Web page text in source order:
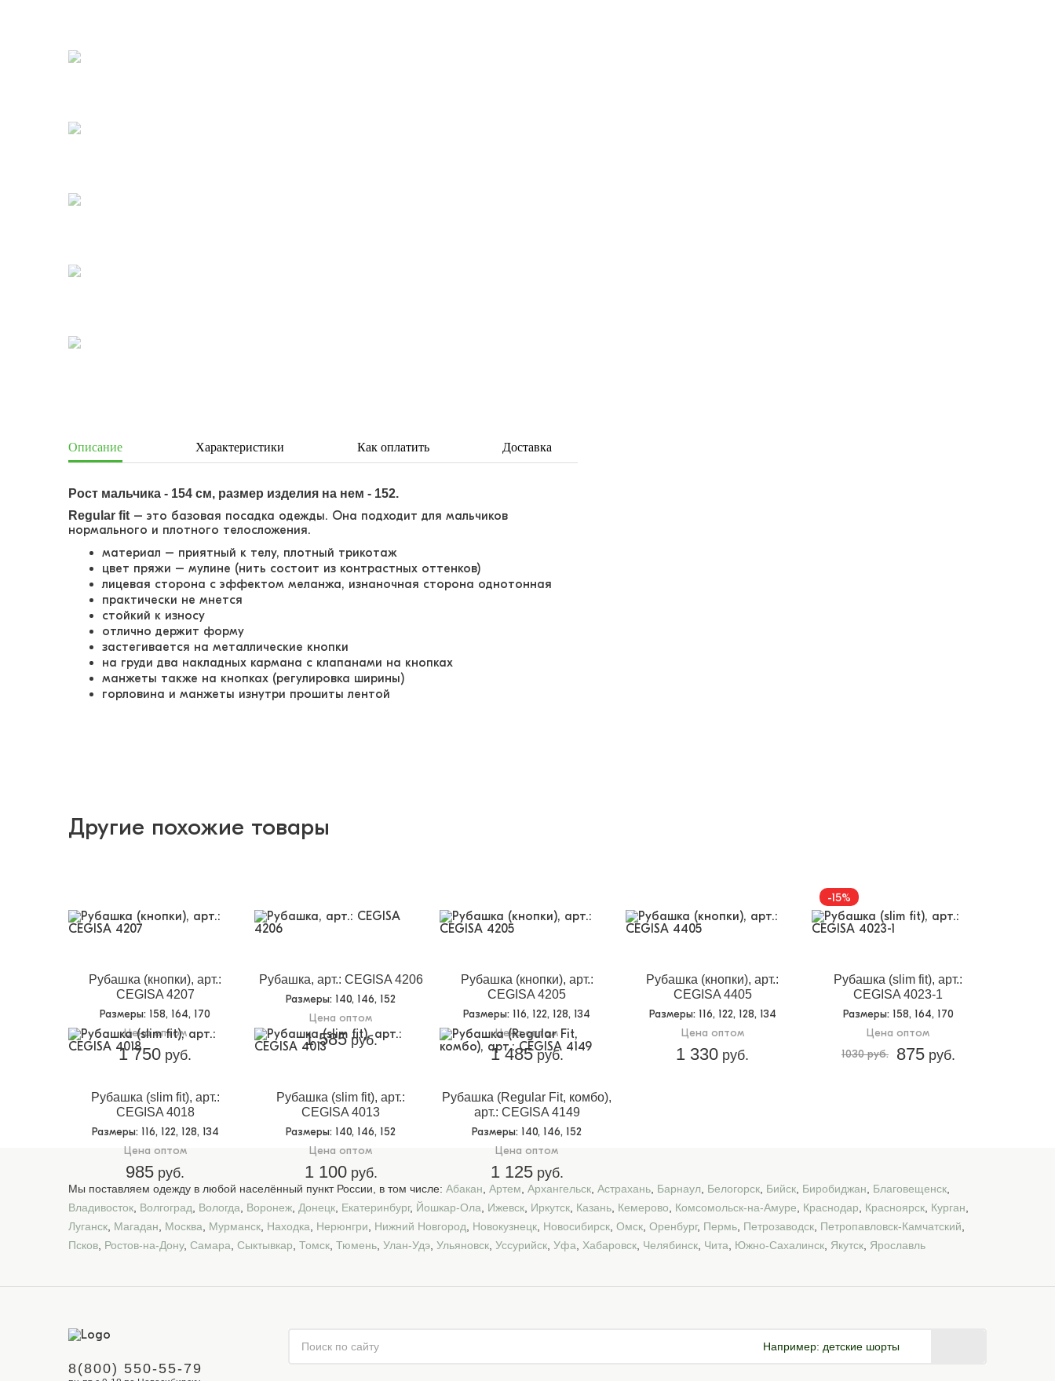
Описание Характеристики Как оплатить Доставка
Рост мальчика - 154 см, размер изделия на нем - 152.
Regular fit – это базовая посадка одежды. Она подходит для мальчиков
нормального и плотного телосложения.
материал – приятный к телу, плотный трикотаж
цвет пряжи – мулине (нить состоит из контрастных оттенков)
лицевая сторона с эффектом меланжа, изнаночная сторона однотонная
практически не мнется
стойкий к износу
отлично держит форму
застегивается на металлические кнопки
на груди два накладных кармана с клапанами на кнопках
манжеты также на кнопках (регулировка ширины)
горловина и манжеты изнутри прошиты лентой
Другие похожие товары
Рубашка (кнопки), арт.:
CEGISA 4207
Размеры: 158, 164, 170
Цена оптом
1 750 руб.
Рубашка, арт.: CEGISA 4206
Размеры: 140, 146, 152
Цена оптом
1 585руб.
Рубашка (кнопки), арт.:
CEGISA 4205
Размеры: 116, 122, 128, 134
Цена оптом
1 485руб.
Рубашка (кнопки), арт.:
CEGISA 4405
Размеры: 116, 122, 128, 134
Цена оптом
1 330 руб.
-15%
Рубашка (slim fit), арт.:
CEGISA 4023-1
Размеры: 158, 164, 170
Цена оптом
1030 руб.
875руб.
Рубашка (slim fit), арт.:
CEGISA 4018
Размеры: 116, 122, 128, 134
Цена оптом
985 руб.
Рубашка (slim fit), арт.:
CEGISA 4013
Размеры: 140, 146, 152
Цена оптом
1 100руб.
Рубашка (Regular Fit, комбо),
арт.: CEGISA 4149
Размеры: 140, 146, 152
Цена оптом
1 125руб.
Мы поставляем одежду в любой населённый пункт России, в том числе: Абакан Артем Архангельск Астрахань Барнаул Белогорск Бийск Биробиджан Благовещенск
Владивосток Волгоград Вологда Воронеж Донецк Екатеринбург, Йошкар-Ола Ижевск Иркутск Казань Кемерово Комсомольск-на-Амуре Краснодар Красноярск Курган
Луганск Магадан Москва Мурманск Находка Нерюнгри Нижний Новгород Новокузнецк Новосибирск Омск Оренбург, Пермь Петрозаводск Петропавловск-Камчатский
Псков Ростов-на-Дону, Самара Сыктывкар Томск Тюмень Улан-Удэ Ульяновск Уссурийск Уфа Хабаровск Челябинск Чита Южно-Сахалинск Якутск Ярославль
8(800) 550-55-79
Например: детские шорты